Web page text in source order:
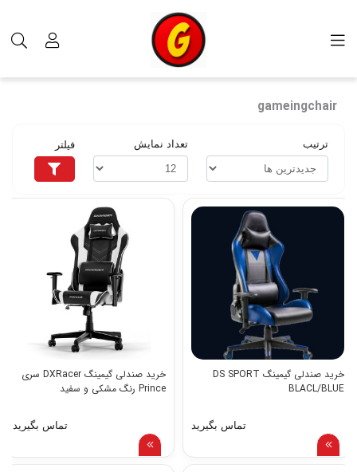
gameingchair
gameingchair
ترتیب تعداد نمایش فیلتر
خرید صندلی گیمینگ DS SPORT
BLACL/BLUE
تماس بگیرید
خرید صندلی گیمینگ DXRacer سری
Prince رنگ مشکی و سفید
تماس بگیرید